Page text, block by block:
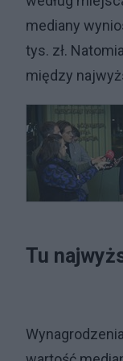
mediany
tys. zł.
między
Tu